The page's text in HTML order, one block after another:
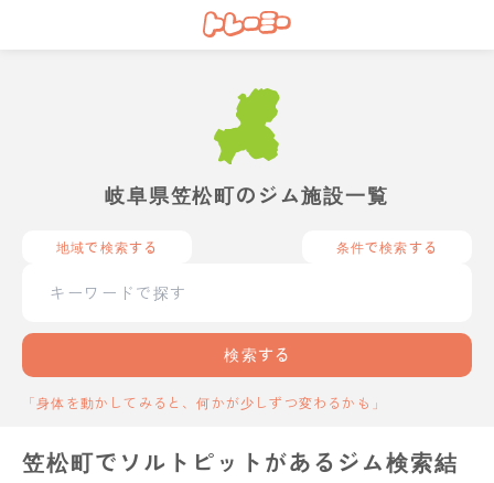
岐阜県笠松町のジム施設一覧
地域で検索する 条件で検索する
検索する
「身体を動かしてみると、何かが少しずつ変わるかも」
笠松町でソルトピットがあるジム検索結